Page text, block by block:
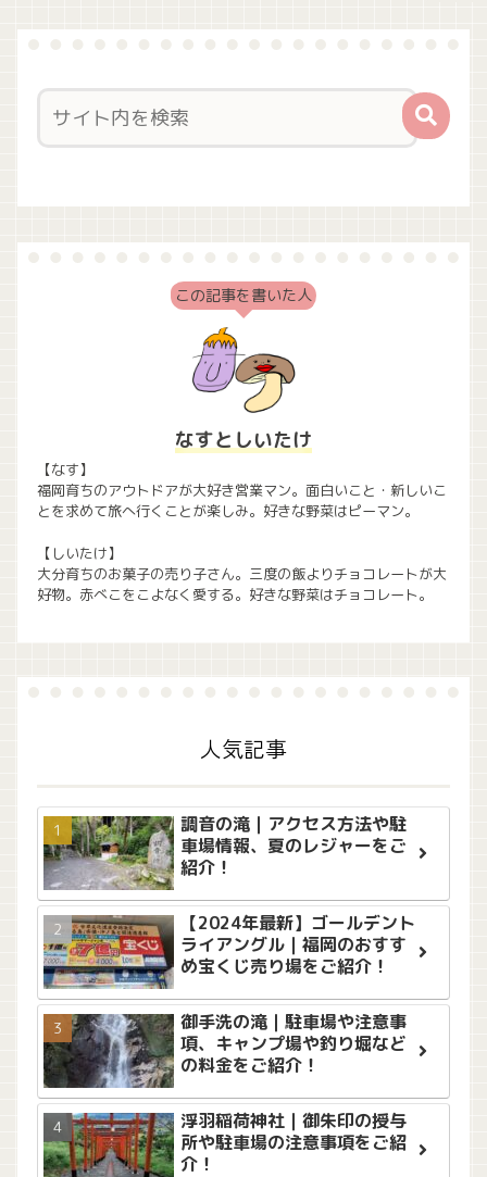
この記事を書いた人
なすとしいたけ
【なす】
福岡育ちのアウトドアが大好き営業マン。面白いこと・新しいこ
とを求めて旅へ行くことが楽しみ。好きな野菜はピーマン。
【しいたけ】
大分育ちのお菓子の売り子さん。三度の飯よりチョコレートが大
好物。赤べこをこよなく愛する。好きな野菜はチョコレート。
人気記事
調音の滝｜アクセス方法や駐
車場情報、夏のレジャーをご
紹介！
【2024年最新】ゴールデント
ライアングル｜福岡のおすす
め宝くじ売り場をご紹介！
御手洗の滝｜駐車場や注意事
項、キャンプ場や釣り堀など
の料金をご紹介！
浮羽稲荷神社｜御朱印の授与
所や駐車場の注意事項をご紹
介！